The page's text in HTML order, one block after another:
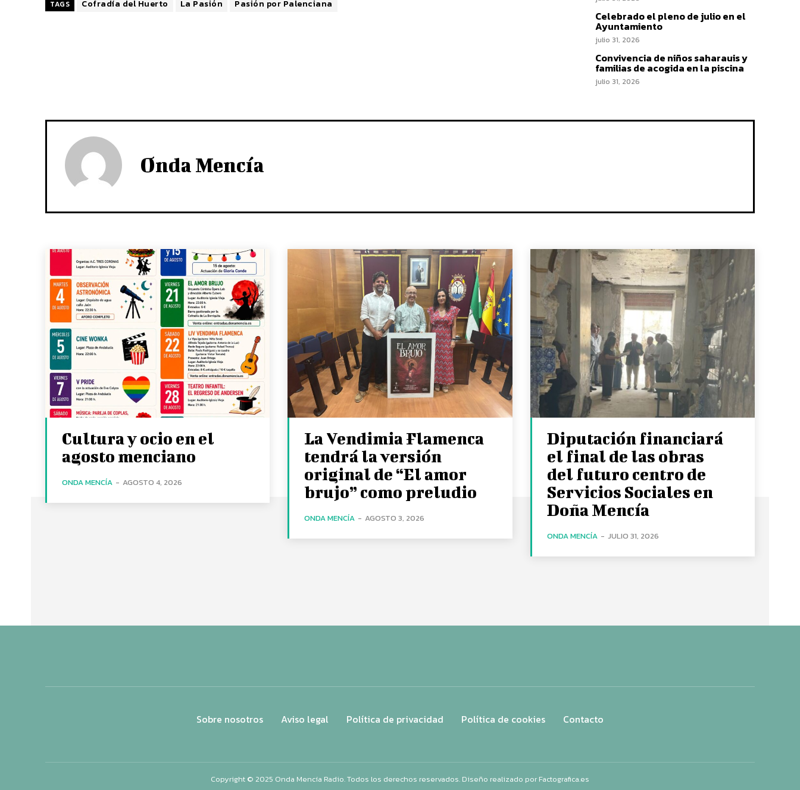
TAGS Cofradía del Huerto La Pasión Pasión por Palenciana
Celebrado el pleno de julio en el
Ayuntamiento
julio 31, 2026
Convivencia de niños saharauis y
familias de acogida en la piscina
julio 31, 2026
Onda Mencía
Cultura y ocio en el
agosto menciano
ONDA MENCÍA - AGOSTO 4, 2026
La Vendimia Flamenca
tendrá la versión
original de “El amor
brujo” como preludio
ONDA MENCÍA - AGOSTO 3, 2026
Diputación financiará
el final de las obras
del futuro centro de
Servicios Sociales en
Doña Mencía
ONDA MENCÍA - JULIO 31, 2026
Sobre nosotros Aviso legal Política de privacidad Política de cookies Contacto
Copyright © 2025 Onda Mencía Radio. Todos los derechos reservados. Diseño realizado por Factografica.es